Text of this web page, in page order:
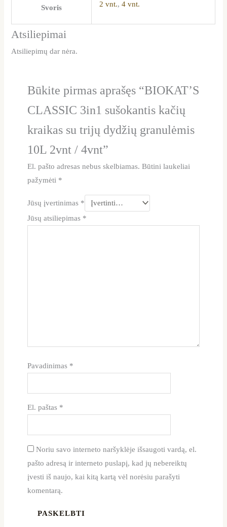
Svoris 2 vnt.,4 vnt.
Atsiliepimai
Atsiliepimų dar nėra.
Būkite pirmas aprašęs “BIOKAT’S
CLASSIC 3in1 sušokantis kačių
kraikas su trijų dydžių granulėmis
10L 2vnt / 4vnt”
El. pašto adresas nebus skelbiamas. Būtini laukeliai
pažymėti *
Jūsų įvertinimas *
Jūsų atsiliepimas *
Pavadinimas *
El. paštas *
Noriu savo interneto naršyklėje išsaugoti vardą, el.
pašto adresą ir interneto puslapį, kad jų nebereiktų
įvesti iš naujo, kai kitą kartą vėl norėsiu parašyti
komentarą.